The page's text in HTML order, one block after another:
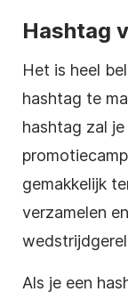
Hashtag
Het is heel
hashtag te
hashtag zal
gemakkelijk
verzamelen
Als je een